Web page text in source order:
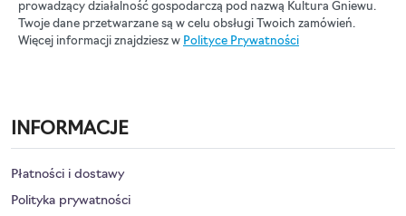
prowadzący działalność gospodarczą pod nazwą Kultura Gniewu.
Twoje dane przetwarzane są w celu obsługi Twoich zamówień.
Więcej informacji znajdziesz w Polityce Prywatności
INFORMACJE
Płatności i dostawy
Polityka prywatności